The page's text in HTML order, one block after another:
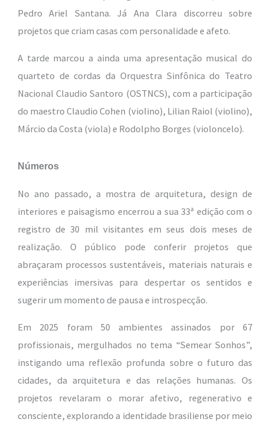
Pedro Ariel Santana. Já Ana Clara discorreu sobre
projetos que criam casas com personalidade e afeto.
A tarde marcou a ainda uma apresentação musical do
quarteto de cordas da Orquestra Sinfônica do Teatro
Nacional Claudio Santoro (OSTNCS), com a participação
do maestro Claudio Cohen (violino), Lilian Raiol (violino),
Márcio da Costa (viola) e Rodolpho Borges (violoncelo).
Números
No ano passado, a mostra de arquitetura, design de
interiores e paisagismo encerrou a sua 33ª edição com o
registro de 30 mil visitantes em seus dois meses de
realização. O público pode conferir projetos que
abraçaram processos sustentáveis, materiais naturais e
experiências imersivas para despertar os sentidos e
sugerir um momento de pausa e introspecção.
Em 2025 foram 50 ambientes assinados por 67
profissionais, mergulhados no tema “Semear Sonhos”,
instigando uma reflexão profunda sobre o futuro das
cidades, da arquitetura e das relações humanas. Os
projetos revelaram o morar afetivo, regenerativo e
consciente, explorando a identidade brasiliense por meio